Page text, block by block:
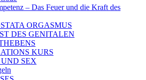
– Das Feuer und die Kraft des
ORGASMUS
DES GENITALEN
KURS
SEX